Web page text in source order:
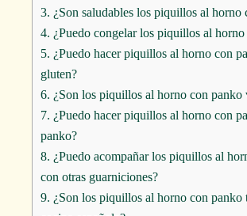
3. ¿Son saludables los piquillos al horno
4. ¿Puedo congelar los piquillos al
5. ¿Puedo hacer piquillos al horno con
gluten?
6. ¿Son los piquillos al horno con panko
7. ¿Puedo hacer piquillos al horno con
panko?
8. ¿Puedo acompañar los piquillos al
con otras guarniciones?
9. ¿Son los piquillos al horno con panko